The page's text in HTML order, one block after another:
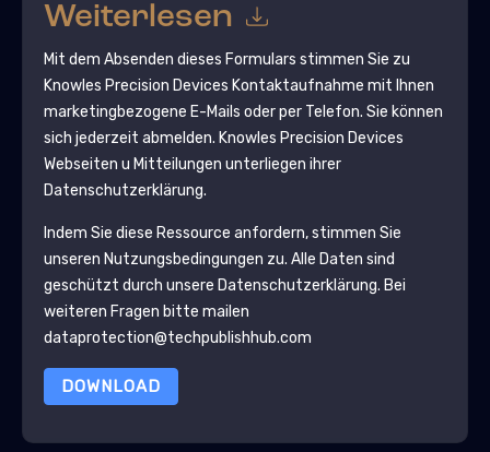
Weiterlesen
Mit dem Absenden dieses Formulars stimmen Sie zu
Knowles Precision Devices Kontaktaufnahme mit Ihnen
marketingbezogene E-Mails oder per Telefon. Sie können
sich jederzeit abmelden. Knowles Precision Devices
Webseiten u Mitteilungen unterliegen ihrer
Datenschutzerklärung.
Indem Sie diese Ressource anfordern, stimmen Sie
unseren Nutzungsbedingungen zu. Alle Daten sind
geschützt durch unsere Datenschutzerklärung. Bei
weiteren Fragen bitte mailen
dataprotection@techpublishhub.com
DOWNLOAD